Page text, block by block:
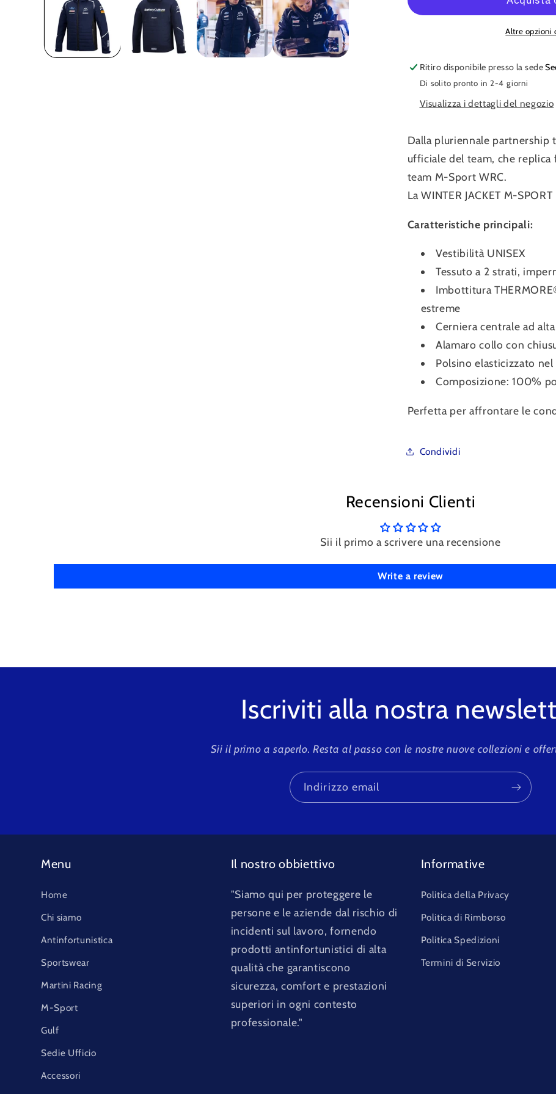
Replica
Replica
Altre opzioni
Ritiro disponibile presso la sede
Di solito pronto in 2-4 giorni
Visualizza i dettagli del negozio
Dalla pluriennale partnership
ufficiale del team, che
team M-Sport WRC.
La WINTER JACKET M-
Caratteristiche principali:
Vestibilità UNISEX
Tessuto a 2 strati,
Imbottitura
estreme
Cerniera centrale ad
Alamaro collo con
Polsino elasticizzato
Composizione: 100%
Perfetta per affrontare le
Condividi
Recensioni Clienti
Sii il primo a scrivere una recensione
Write a review
Iscriviti alla nostra
Sii il primo a saperlo. Resta al passo con le nostre nuove collezioni e
Indirizzo email
Menu
Home
Chi siamo
Antinfortunistica
Sportswear
Martini Racing
M-Sport
Gulf
Sedie Ufficio
Accessori
Il nostro obbiettivo
"Siamo qui per proteggere le
persone e le aziende dal rischio di
incidenti sul lavoro, fornendo
prodotti antinfortunistici di alta
qualità che garantiscono
sicurezza, comfort e prestazioni
superiori in ogni contesto
professionale."
Informative
Politica della Privacy
Politica di Rimborso
Politica Spedizioni
Termini di Servizio